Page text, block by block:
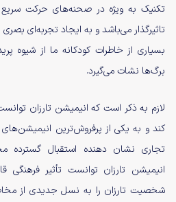
تکنیک به ویژه در صحنه‌های حرکت سریع
تاثیرگذار می‌باشد و به ایجاد تجربه‌ای
بسیاری از خاطرات کودکانه ما از شیوه
برگ‌ها نشات می‌گیرد.
لازم به ذکر است که انیمیشن تارزان
کند و به یکی از پرفروش‌ترین
تجاری نشان ‌دهنده استقبال گسترده
انیمیشن تارزان توانست تأثیر
شخصیت تارزان را به نسل جدیدی از